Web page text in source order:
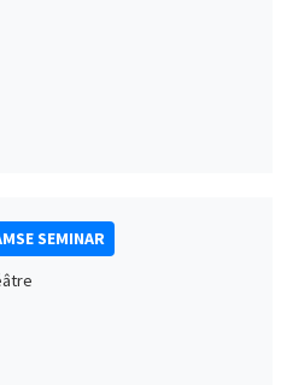
services tiers pour garantir son bon
d’accepter, de refuser ou de